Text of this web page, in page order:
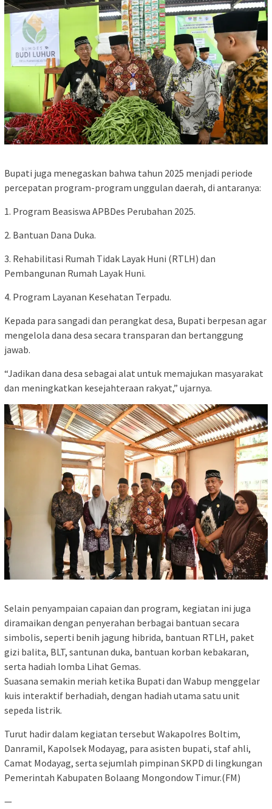
Bupati juga menegaskan bahwa tahun 2025 menjadi periode
percepatan program-program unggulan daerah, di antaranya:
1. Program Beasiswa APBDes Perubahan 2025.
2. Bantuan Dana Duka.
3. Rehabilitasi Rumah Tidak Layak Huni (RTLH) dan
Pembangunan Rumah Layak Huni.
4. Program Layanan Kesehatan Terpadu.
Kepada para sangadi dan perangkat desa, Bupati berpesan agar
mengelola dana desa secara transparan dan bertanggung
jawab.
“Jadikan dana desa sebagai alat untuk memajukan masyarakat
dan meningkatkan kesejahteraan rakyat,” ujarnya.
Selain penyampaian capaian dan program, kegiatan ini juga
diramaikan dengan penyerahan berbagai bantuan secara
simbolis, seperti benih jagung hibrida, bantuan RTLH, paket
gizi balita, BLT, santunan duka, bantuan korban kebakaran,
serta hadiah lomba Lihat Gemas.
Suasana semakin meriah ketika Bupati dan Wabup menggelar
kuis interaktif berhadiah, dengan hadiah utama satu unit
sepeda listrik.
Turut hadir dalam kegiatan tersebut Wakapolres Boltim,
Danramil, Kapolsek Modayag, para asisten bupati, staf ahli,
Camat Modayag, serta sejumlah pimpinan SKPD di lingkungan
Pemerintah Kabupaten Bolaang Mongondow Timur.(FM)
—